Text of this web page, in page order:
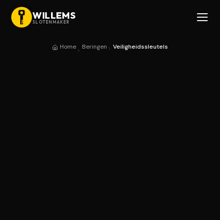
WILLEMS
SLOTENMAKER
Home Beringen Veiligheidssleutels